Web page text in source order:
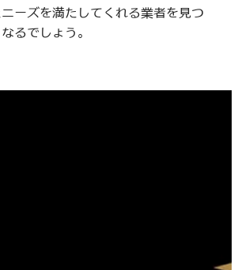
ーズを満たしてくれる業者を見つ
るでしょう。